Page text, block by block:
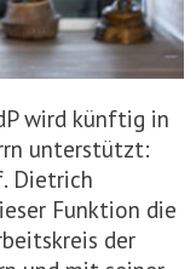
wird künftig in
unterstützt:
Dietrich
Funktion die
der